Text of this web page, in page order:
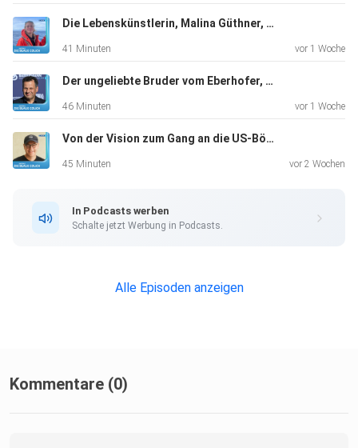
Die Lebenskünstlerin, Malina Güthner, Wal-Tour-Guide und mehr, "Ich hatte auf jeden Fall total viel Angst"
41 Minuten vor 1 Woche
Der ungeliebte Bruder vom Eberhofer, Gerhard Wittmann, Schauspieler, "Ich hatte keinen Plan B"
46 Minuten vor 1 Woche
Von der Vision zum Gang an die US-Börse, Markus Pflitsch, Tech-Unternehmer, "Kein Plan B, that’s me"
45 Minuten vor 2 Wochen
In Podcasts werben
Schalte jetzt Werbung in Podcasts.
Alle Episoden anzeigen
Kommentare (0)